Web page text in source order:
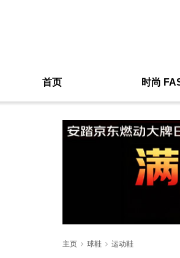
首页 时尚
主页 球鞋 运动鞋